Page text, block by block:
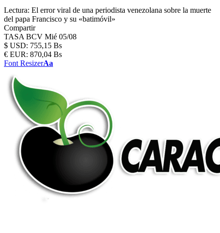
Lectura: El error viral de una periodista venezolana sobre la muerte
del papa Francisco y su «batimóvil»
Compartir
TASA BCV Mié 05/08
$ USD: 755,15 Bs
€ EUR: 870,04 Bs
Font ResizerAa